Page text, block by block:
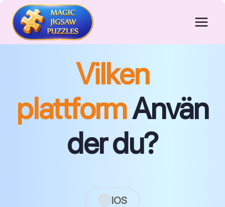
Skip
content
Vilken
plattformAnvän
der du?
IOS